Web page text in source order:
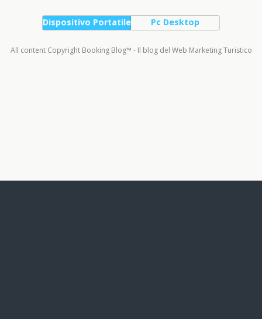
Dispositivo Portatile Pc Desktop
All content Copyright Booking Blog™ - Il blog del Web Marketing Turistico